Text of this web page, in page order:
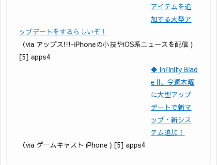
アイテムを追
加する大型ア
ップデートをするらしいぞ！
（via アップス!!!-iPhoneの小技やiOS系ニュースを配信 )
[5] apps4
◆ Infinity Blad
e II、今週木曜
に大型アップ
デートで新マ
ップ・新シス
テム追加！
（via ゲームキャスト iPhone ) [5] apps4